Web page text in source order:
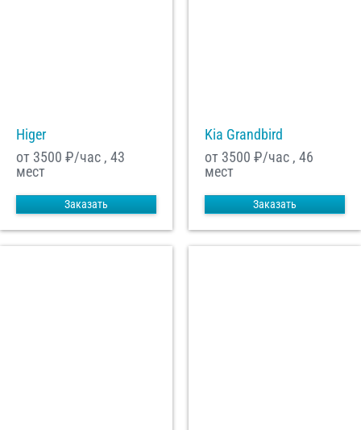
Higer
от 3500 ₽/час , 43
мест
Заказать
Kia Grandbird
от 3500 ₽/час , 46
мест
Заказать